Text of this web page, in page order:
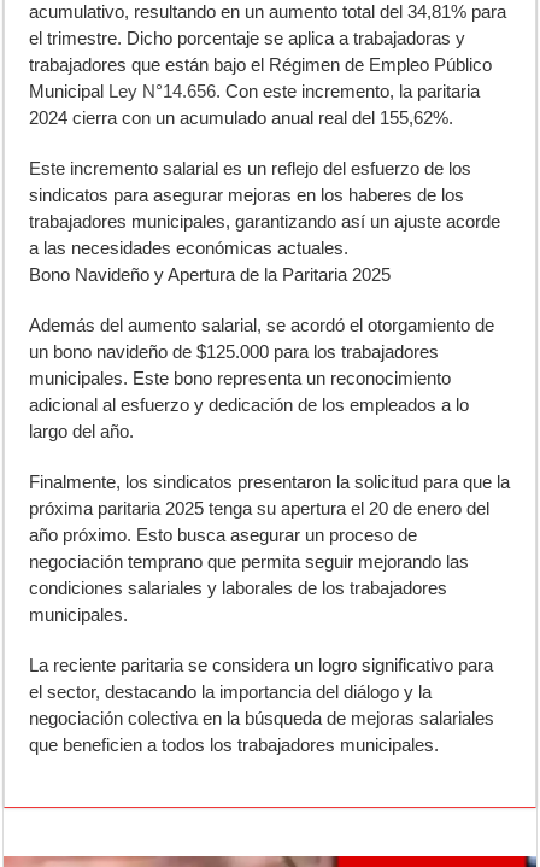
acumulativo, resultando en un aumento total del 34,81% para
el trimestre. Dicho porcentaje se aplica a trabajadoras y
trabajadores que están bajo el Régimen de Empleo Público
Municipal Ley N°14.656. Con este incremento, la paritaria
2024 cierra con un acumulado anual real del 155,62%.
Este incremento salarial es un reflejo del esfuerzo de los
sindicatos para asegurar mejoras en los haberes de los
trabajadores municipales, garantizando así un ajuste acorde
a las necesidades económicas actuales.
Bono Navideño y Apertura de la Paritaria 2025
Además del aumento salarial, se acordó el otorgamiento de
un bono navideño de $125.000 para los trabajadores
municipales. Este bono representa un reconocimiento
adicional al esfuerzo y dedicación de los empleados a lo
largo del año.
Finalmente, los sindicatos presentaron la solicitud para que la
próxima paritaria 2025 tenga su apertura el 20 de enero del
año próximo. Esto busca asegurar un proceso de
negociación temprano que permita seguir mejorando las
condiciones salariales y laborales de los trabajadores
municipales.
La reciente paritaria se considera un logro significativo para
el sector, destacando la importancia del diálogo y la
negociación colectiva en la búsqueda de mejoras salariales
que beneficien a todos los trabajadores municipales.